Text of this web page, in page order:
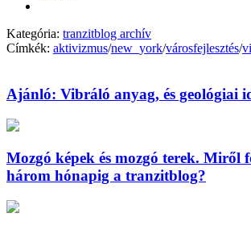
Kategória: tranzitblog archív
Címkék: aktivizmus/new_york/városfejlesztés/
Ajánló: Vibráló anyag, és geológiai
Mozgó képek és mozgó terek. Miről
három hónapig a tranzitblog?